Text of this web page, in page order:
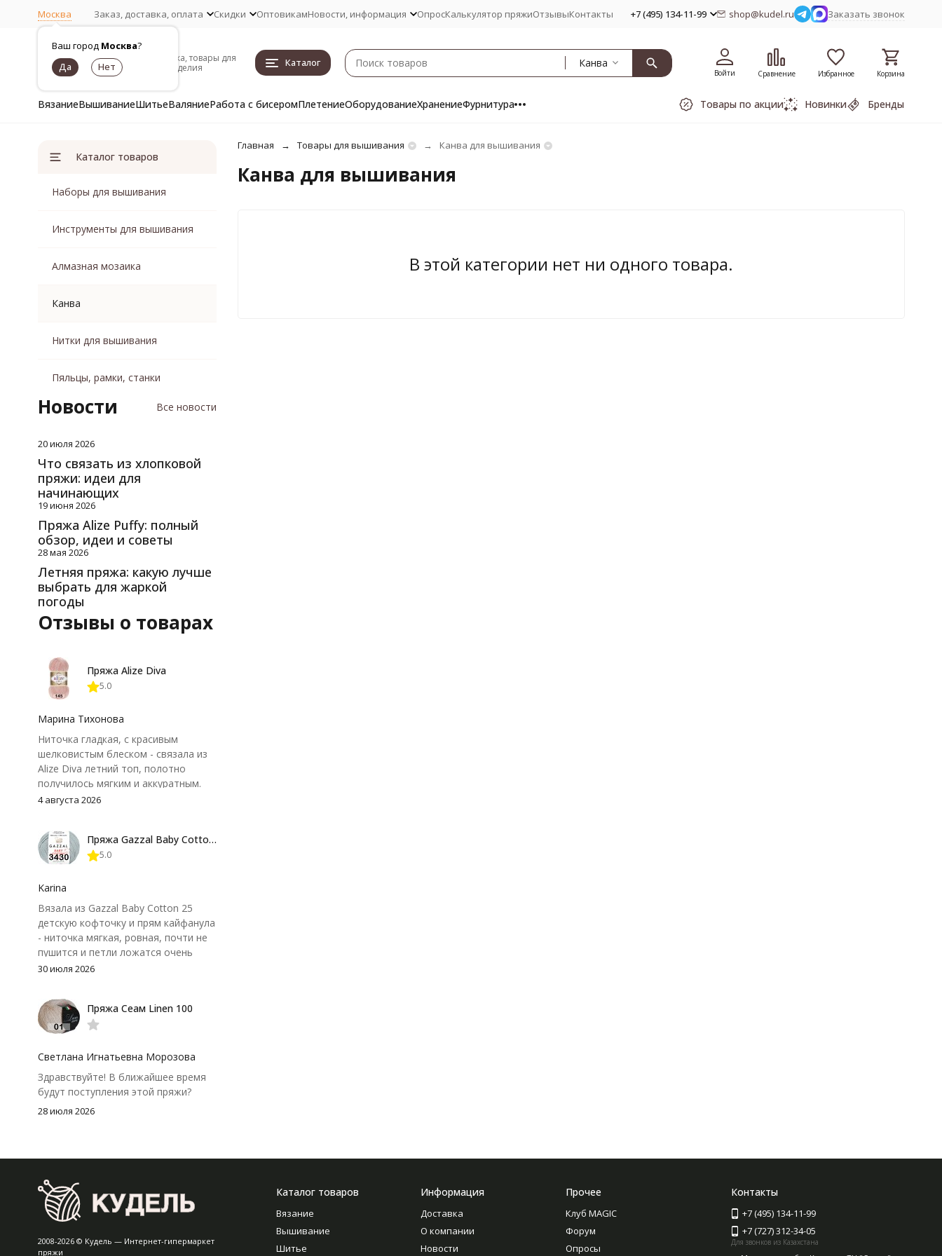
Москва
Ваш город Москва?
Заказ, доставка, оплата Скидки ОптовикамНовости, информация ОпросКалькулятор пряжиОтзывыКонтакты +7 (495) 134-11-99 shop@kudel.ru Заказать звонок
Пряжа, товары для
рукоделия
Каталог Канва
Войти Сравнение Избранное Корзина
ВязаниеВышиваниеШитьеВаляниеРабота с бисеромПлетениеОборудованиеХранениеФурнитура Товары по акции Новинки Бренды
Главная Товары для вышивания Канва для вышивания
Канва для вышивания
В этой категории нет ни одного товара.
Каталог товаров
Наборы для вышивания
Инструменты для вышивания
Алмазная мозаика
Канва
Нитки для вышивания
Пяльцы, рамки, станки
Новости Все новости
20 июля 2026
Что связать из хлопковой
пряжи: идеи для
начинающих
19 июня 2026
Пряжа Alize Puffy: полный
обзор, идеи и советы
28 мая 2026
Летняя пряжа: какую лучше
выбрать для жаркой
погоды
Отзывы о товарах
Пряжа Alize Diva
5.0
Марина Тихонова
Ниточка гладкая, с красивым
шелковистым блеском - связала из
Alize Diva летний топ, полотно
получилось мягким и аккуратным.
Петли хорошо видны, вяжется
нюанс - пряжа немного скользит и
иногда расслаивается, пришлось
крючок поудобнее.
4 августа 2026
Пряжа Gazzal Baby Cotton 25
5.0
Karina
Вязала из Gazzal Baby Cotton 25
детскую кофточку и прям кайфанула
- ниточка мягкая, ровная, почти не
пушится и петли ложатся очень
аккуратно. После стирки полотно
потеряло, цвет тоже не стал
тусклее. Единственный нюанс -
моточки маленькие, расход лучше
чуть-чуть не хватило))
30 июля 2026
Пряжа Сеам Linen 100
Светлана Игнатьевна Морозова
Здравствуйте! В ближайшее время
будут поступления этой пряжи?
28 июля 2026
2008-2026 © Кудель — Интернет-гипермаркет
пряжи
Каталог товаров
Вязание
Вышивание
Шитье
Информация
Доставка
О компании
Новости
Прочее
Клуб MAGIC
Форум
Опросы
Контакты
+7 (495) 134-11-99
+7 (727) 312-34-05
Для звонков из Казахстана